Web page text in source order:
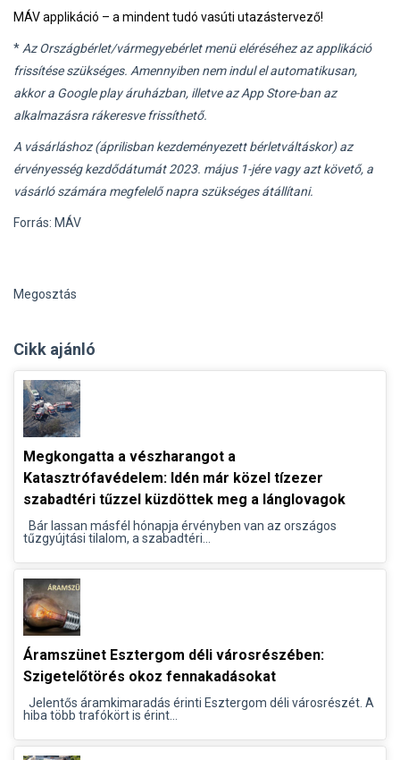
MÁV applikáció – a mindent tudó vasúti utazástervező!
* Az Országbérlet/vármegyebérlet menü eléréséhez az applikáció
frissítése szükséges. Amennyiben nem indul el automatikusan,
akkor a Google play áruházban, illetve az App Store-ban az
alkalmazásra rákeresve frissíthető.
A vásárláshoz (áprilisban kezdeményezett bérletváltáskor) az
érvényesség kezdődátumát 2023. május 1-jére vagy azt követő, a
vásárló számára megfelelő napra szükséges átállítani.
Forrás: MÁV
Megosztás
Cikk ajánló
Megkongatta a vészharangot a
Katasztrófavédelem: Idén már közel tízezer
szabadtéri tűzzel küzdöttek meg a lánglovagok
Bár lassan másfél hónapja érvényben van az országos
tűzgyújtási tilalom, a szabadtéri...
Áramszünet Esztergom déli városrészében:
Szigetelőtörés okoz fennakadásokat
Jelentős áramkimaradás érinti Esztergom déli városrészét. A
hiba több trafókört is érint...